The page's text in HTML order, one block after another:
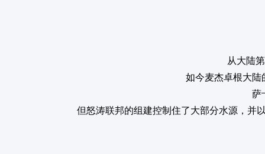
从大陆
如今麦杰卓根大陆
萨
但怒涛联邦的组建控制住了大部分水源，并